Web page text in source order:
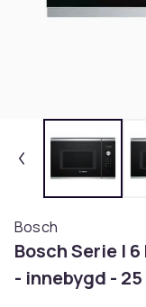
Bosch
Bosch Serie |
- innebygd -